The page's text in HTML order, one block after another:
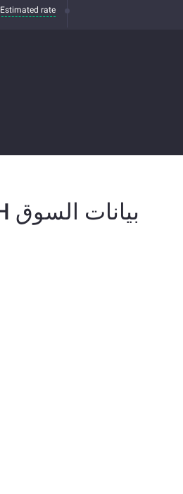
Estimated rate:
بيانات السوق ETH إلى CVX